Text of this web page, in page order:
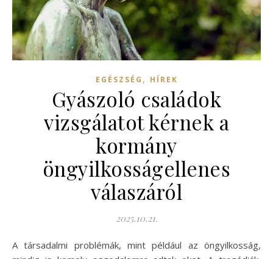
EGÉSZSÉG , HÍREK
Gyászoló családok
vizsgálatot kérnek a
kormány
öngyilkosságellenes
válaszáról
2025.10.21.
A társadalmi problémák, mint például az öngyilkosság,